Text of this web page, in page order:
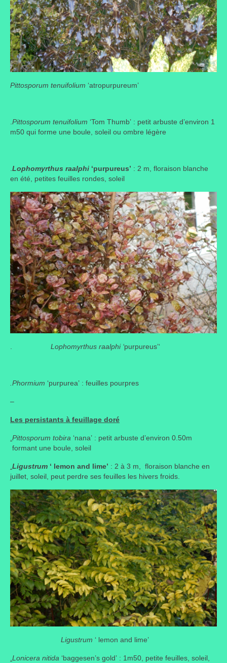
Pittosporum tenuifolium ‘atropurpureum’
.Pittosporum tenuifolium ‘Tom Thumb’ : petit arbuste d’environ 1
m50 qui forme une boule, soleil ou ombre légère
.Lophomyrthus raalphi ‘purpureus’ : 2 m, floraison blanche
en été, petites feuilles rondes, soleil
Lophomyrthus raalphi ‘purpureus’‘
.Phormium ‘purpurea’ : feuilles pourpres
–
Les persistants à feuillage doré
Pittosporum tobira ‘nana’ : petit arbuste d’environ 0.50m
formant une boule, soleil
Ligustrum ‘ lemon and lime’ : 2 à 3 m, floraison blanche en
juillet, soleil, peut perdre ses feuilles les hivers froids.
Ligustrum ‘ lemon and lime’
Lonicera nitida ‘baggesen’s gold’ : 1m50, petite feuilles, soleil,